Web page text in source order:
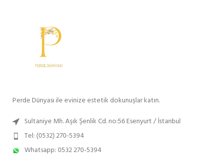
Perde Dünyası ile evinize estetik dokunuşlar katın.
Sultaniye Mh. Aşık Şenlik Cd. no:56 Esenyurt / İstanbul
Tel: (0532) 270-5394
Whatsapp: 0532 270-5394